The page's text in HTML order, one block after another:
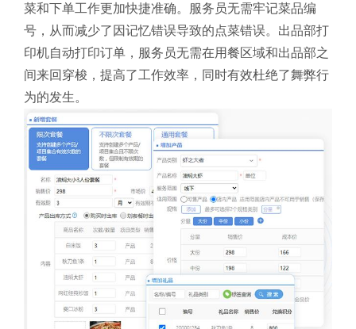
菜和下单工作更加快捷准确。服务员无需牢记菜品编
号，从而减少了因记忆错误导致的点菜错误。出品部打
印机自动打印订单，服务员无需在用餐区域和出品部之
间来回穿梭，提高了工作效率，同时有效杜绝了舞弊行
为的发生。